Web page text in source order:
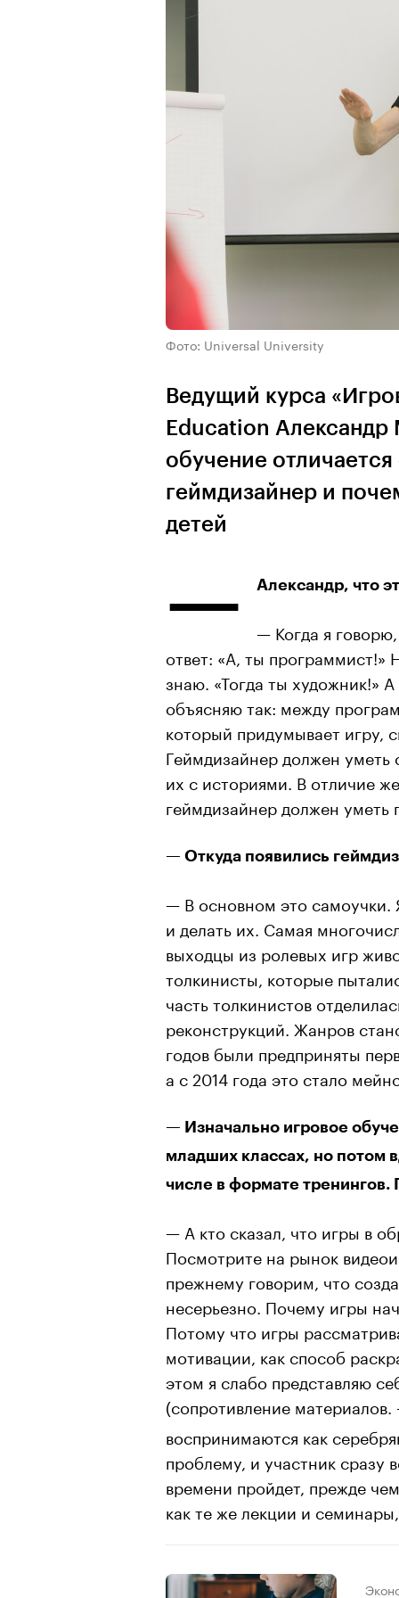
Фото: Universal University
Ведущий курса
Education
обучение
геймдизайнер и
детей
— Александр, что
— Когда я
ответ: «А, ты программист!»
знаю. «Тогда ты художник!»
объясняю так: между
который придумывает игру,
Геймдизайнер должен уметь
их с историями. В отличие
геймдизайнер должен уметь
— Откуда появились
— В основном это самоучки.
и делать их. Самая
выходцы из ролевых игр
толкинисты, которые
часть толкинистов
реконструкций. Жанров
годов были предприняты
а с 2014 года это стало
— Изначально игровое
младших классах, но потом
числе в формате тренингов.
— А кто сказал, что игры в
Посмотрите на рынок
прежнему говорим, что
несерьезно. Почему игры
Потому что игры
мотивации, как способ
этом я слабо представляю
(сопротивление
воспринимаются как
проблему, и участник сразу
времени пройдет, прежде
как те же лекции и